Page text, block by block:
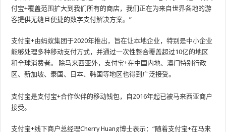
付宝+覆盖范围扩大到我们所有的商店，我们正在为来自世界各地的游
客提供无缝且便捷的数字支付解决方案。”
支付宝+由蚂蚁集团于2020年推出，旨在让本地企业，特别是中小企业
能够处理多种移动支付方式，并通过一次性整合覆盖超过10亿的地区
和全球消费者。 除马来西亚外，支付宝+在中国内地、澳门特别行政
区、新加坡、泰国、日本、韩国等地区也得到广泛接受。
支付宝是支付宝+合作伙伴的移动钱包，自2016年起已被马来西亚商户
接受。
支付宝+线下商户总经理Cherry Huang博士表示：“随着支付宝+在马来